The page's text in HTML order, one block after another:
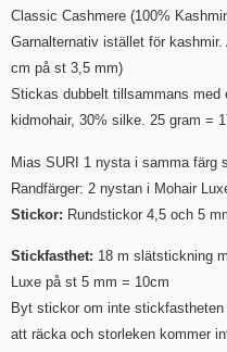
Classic Cashmere (100%
Garnalternativ istället för
cm på st 3,5 mm)
Stickas dubbelt tillsammans med
kidmohair, 30% silke. 25 gram =
Mias SURI 1 nysta i samma färg
Randfärger: 2 nystan i Mohair
Stickor: Rundstickor 4,5 och 5
Stickfasthet: 18 m slätstickning
Luxe på st 5 mm = 10cm
Byt stickor om inte
att räcka och storleken kommer